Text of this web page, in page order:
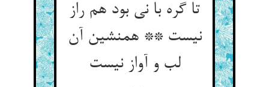
تا گره با نی بود هم راز
نیست ** همنشین آن
لب و آواز نیست‌‌